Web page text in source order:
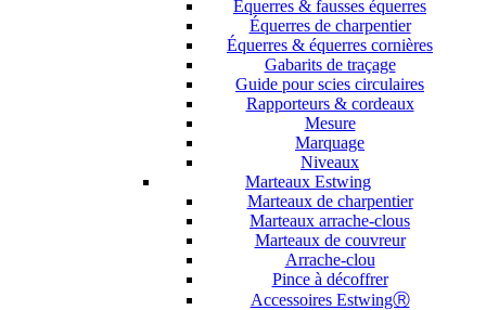
Équerres & fausses équerres
Équerres de charpentier
Équerres & équerres cornières
Gabarits de traçage
Guide pour scies circulaires
Rapporteurs & cordeaux
Mesure
Marquage
Niveaux
Marteaux Estwing
Marteaux de charpentier
Marteaux arrache-clous
Marteaux de couvreur
Arrache-clou
Pince à décoffrer
Accessoires EstwingⓇ